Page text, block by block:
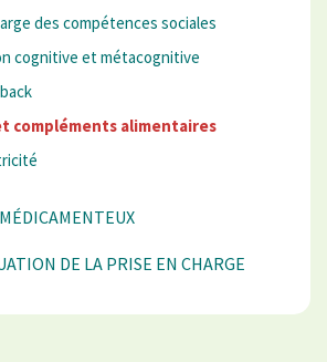
des compétences sociales
cognitive et métacognitive
compléments alimentaires
DE LA PRISE EN CHARGE